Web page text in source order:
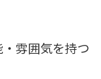
雰囲気を持つ